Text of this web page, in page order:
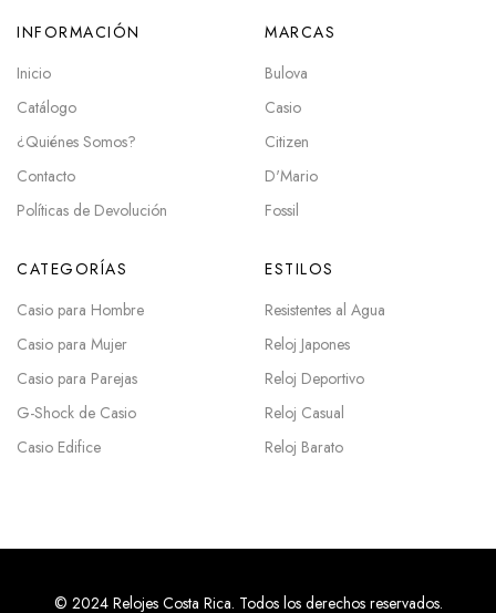
INFORMACIÓN
Inicio
Catálogo
¿Quiénes Somos?
Contacto
Políticas de Devolución
MARCAS
Bulova
Casio
Citizen
D'Mario
Fossil
CATEGORÍAS
Casio para Hombre
Casio para Mujer
Casio para Parejas
G-Shock de Casio
Casio Edifice
ESTILOS
Resistentes al Agua
Reloj Japones
Reloj Deportivo
Reloj Casual
Reloj Barato
© 2024 Relojes Costa Rica. Todos los derechos reservados.